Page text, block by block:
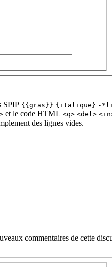
SPIP {{gras}} {italique} -
et le code HTML <q> <del>
des lignes vides.
commentaires de cette